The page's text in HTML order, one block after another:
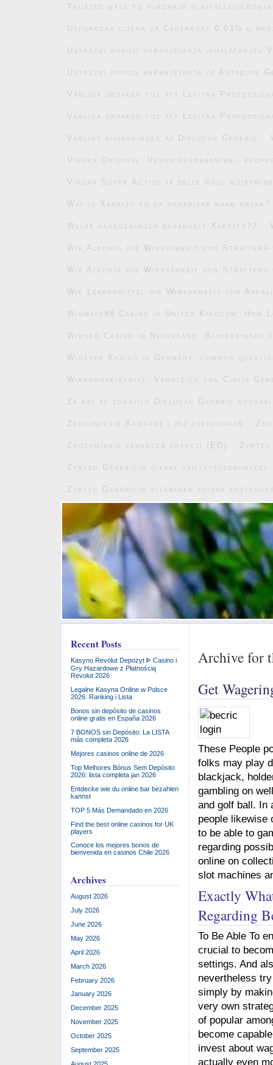
Trusted ways to purchase
Usporedba cijena za Careprost 0.03% u
Ustrezni pogoji shranjevanja inhalatorjev
Ustrezni pogoji shranjevanja za Antabuse
Vanliga orsaker till att Levitra
Vanliga orsaker till att Levitra
Vanlige bivirkninger av Diflucan Generic
Viagra Original: Verkningsmekanism i
Viagra Super Active ja selle mõju mõistmine
Wat is Xarelto en de generieke naam ervan?
Welke aandoeningen behandelt Xarelto??
Wie Alkohol die Wirksamkeit von Strattera-
Wie Alkohol die Wirksamkeit von Strattera-
Wie Lebensmittel die Wirksamkeit von
Winmate88 Casino in United Kingdom:
Winner Casino in Nederland: Bijwerkingen
Winzter Kasino in Germany: common
Wirkungseintritt: Vergleich von Cialis
Za kaj se zdravilo Diflucan Generic
Zrozumienie Kamagry i jej zastosowań
Zrozumienie zaburzeń erekcji (ED) Zyrtec
Zyrtec Genericin oikeat säilytysolosuhteet
Zyrtec Genericin pitäminen poissa
Archive for
Get
These People
folks may play
blackjack,
gambling on
and golf ball. In
people likewise
to be able to
regarding
online on
slot machines
Exactly
Regarding
To Be Able To
crucial to
settings. And
nevertheless
simply by
very own
of popular
become
invest about
actually even
Recent Posts
Kasyno Revolut Depozyt ᐈ Casino i
Gry Hazardowe z Płatnością
Revolut 2026
Legalne Kasyna Online w Polsce
2026: Ranking i Lista
Bonos sin depósito de casinos
online gratis en España 2026
7 BONOS sin Depósito: La LISTA
más completa 2026
Mejores casinos online de 2026
Top Melhores Bónus Sem Depósito
2026: lista completa jan 2026
Entdecke wie du online bar bezahlen
kannst
TOP 5 Más Demandado en 2026
Find the best online casinos for UK
players
Conoce los mejores bonos de
bienvenida en casinos Chile 2026
Archives
August 2026
July 2026
June 2026
May 2026
April 2026
March 2026
February 2026
January 2026
December 2025
November 2025
October 2025
September 2025